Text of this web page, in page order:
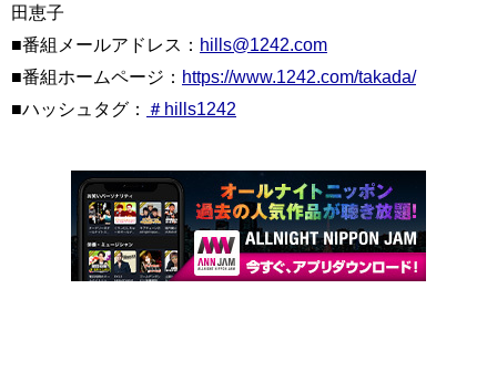
田恵子
■番組メールアドレス： hills@1242.com
■番組ホームページ： https://www.1242.com/takada/
■ハッシュタグ： ＃hills1242